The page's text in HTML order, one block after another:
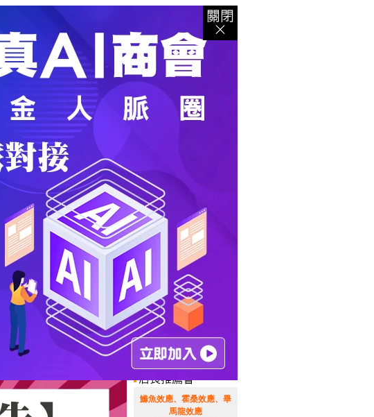
登入｜註冊｜會員中心 結帳
魔法弟子｜自資出版｜電子書 ｜客服中心｜ 智慧型立体會員
際級品牌課程|優惠通知|霹靂英雄音樂精選|
鰷魚效應、霍桑效應、畢
馬龍效應